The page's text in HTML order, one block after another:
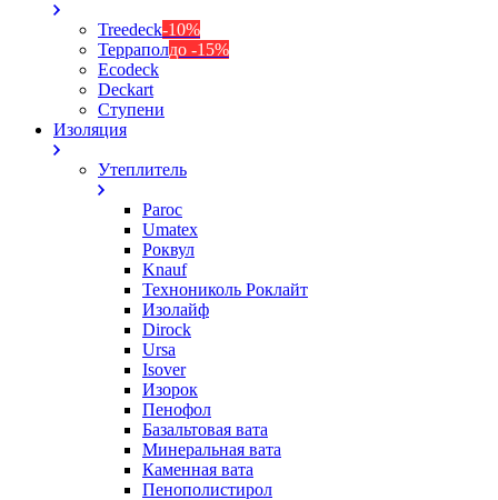
Treedeck-10%
Терраполдо -15%
Ecodeck
Deckart
Ступени
Изоляция
Утеплитель
Paroc
Umatex
Роквул
Knauf
Технониколь Роклайт
Изолайф
Dirock
Ursa
Isover
Изорок
Пенофол
Базальтовая вата
Минеральная вата
Каменная вата
Пенополистирол